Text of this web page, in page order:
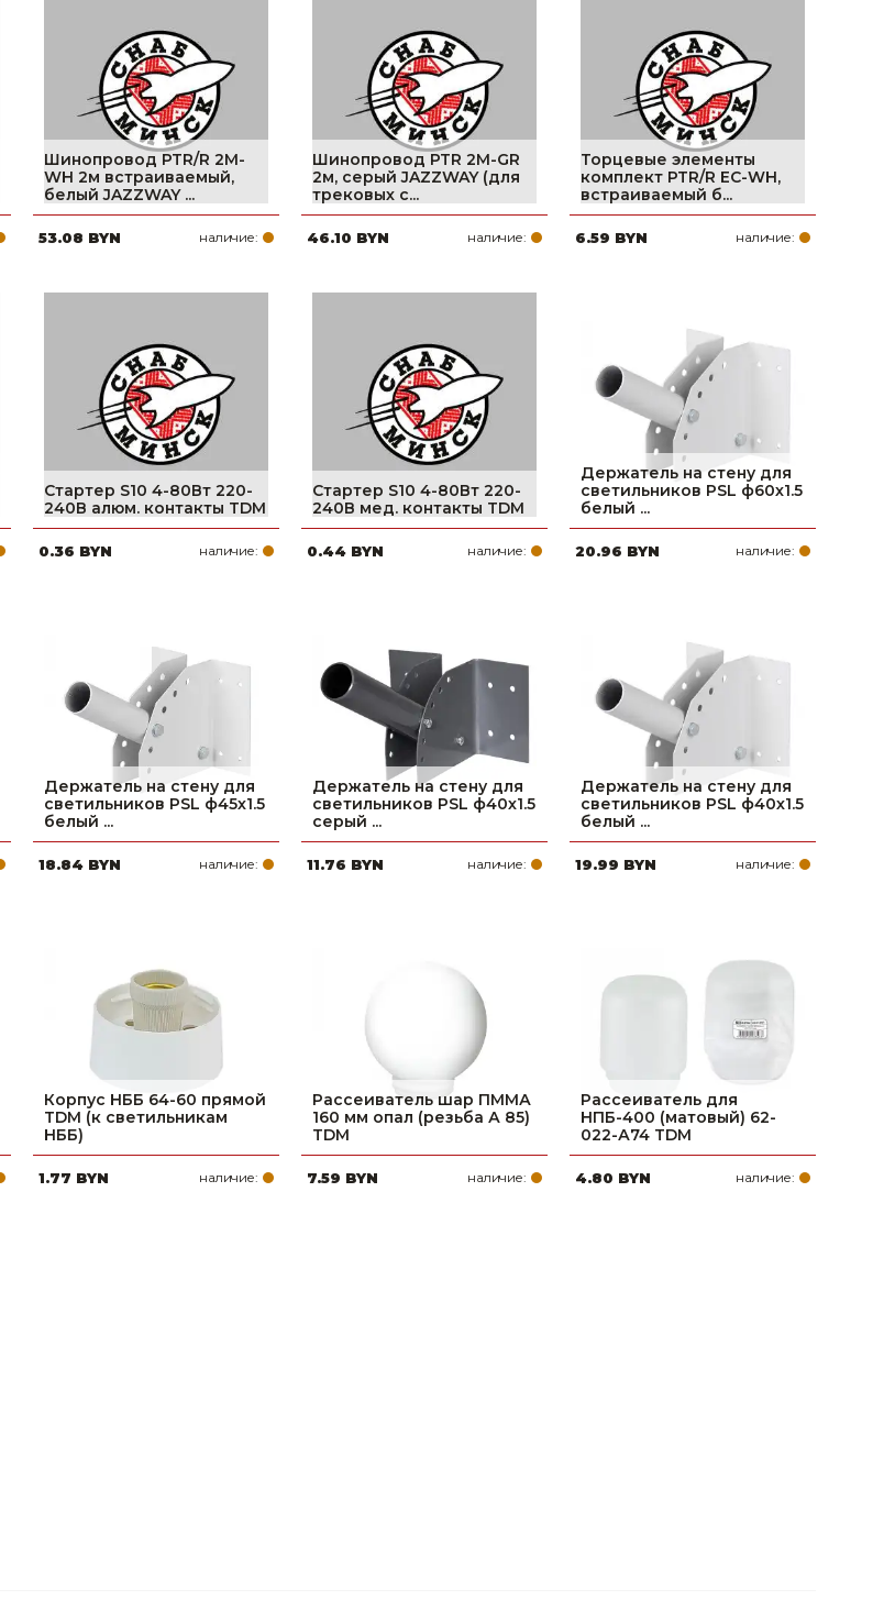
Чашечные кормушки
Чашечные поилки
Шинопровод PTR/R 2M-
WH 2м встраиваемый,
белый JAZZWAY ...
53.08 BYN наличие:
Шинопровод PTR 2M-GR
2м, серый JAZZWAY (для
трековых с...
46.10 BYN наличие:
Торцевые элементы
комплект PTR/R EC-WH,
встраиваемый б...
6.59 BYN наличие:
Стартер S10 4-80Вт 220-
240В алюм. контакты TDM
0.36 BYN наличие:
Стартер S10 4-80Вт 220-
240В мед. контакты TDM
0.44 BYN наличие:
Держатель на стену для
светильников PSL ф60х1.5
белый ...
20.96 BYN наличие:
Держатель на стену для
светильников PSL ф45х1.5
белый ...
18.84 BYN наличие:
Держатель на стену для
светильников PSL ф40х1.5
серый ...
11.76 BYN наличие:
Держатель на стену для
светильников PSL ф40х1.5
белый ...
19.99 BYN наличие:
Корпус НББ 64-60 прямой
TDM (к светильникам
НББ)
1.77 BYN наличие:
Рассеиватель шар ПММА
160 мм опал (резьба А 85)
TDM
7.59 BYN наличие:
Рассеиватель для
НПБ-400 (матовый) 62-
022-А74 TDM
4.80 BYN наличие: